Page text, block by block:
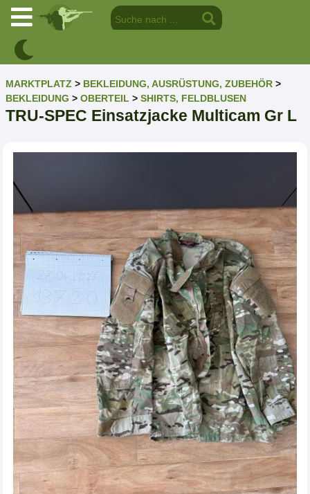
MARKTPLATZ > BEKLEIDUNG, AUSRÜSTUNG, ZUBEHÖR >
BEKLEIDUNG > OBERTEIL > SHIRTS, FELDBLUSEN
TRU-SPEC Einsatzjacke Multicam Gr L